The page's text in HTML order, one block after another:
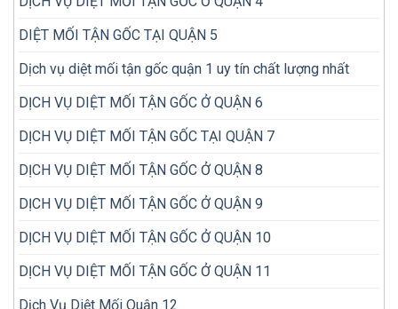
nhà
DIỆT MỐI TẬN GỐC TẠI QUẬN 5
Dịch vụ diệt mối tận gốc quận 1 uy tín chất lượng nhất
DỊCH VỤ DIỆT MỐI TẬN GỐC Ở QUẬN 6
DỊCH VỤ DIỆT MỐI TẬN GỐC TẠI QUẬN 7
DỊCH VỤ DIỆT MỐI TẬN GỐC Ở QUẬN 8
DỊCH VỤ DIỆT MỐI TẬN GỐC Ở QUẬN 9
DỊCH VỤ DIỆT MỐI TẬN GỐC Ở QUẬN 10
DỊCH VỤ DIỆT MỐI TẬN GỐC Ở QUẬN 11
Dịch Vụ Diệt Mối Quận 12